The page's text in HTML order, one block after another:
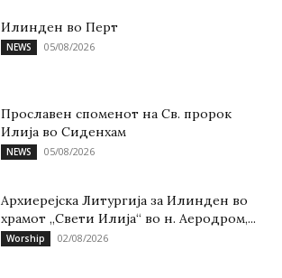
Илинден во Перт
NEWS 05/08/2026
Прославен споменот на Св. пророк
Илија во Сиденхам
NEWS 05/08/2026
Архиерејска Литургија за Илинден во
храмот „Свети Илија“ во н. Аеродром,...
Worship 02/08/2026